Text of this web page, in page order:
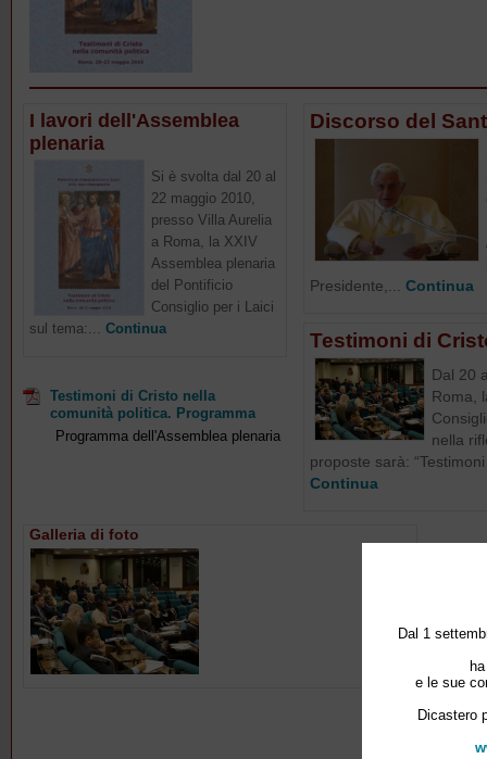
I lavori dell'Assemblea
plenaria
Si è svolta dal 20 al
22 maggio 2010,
presso Villa Aurelia
a Roma, la XXIV
Assemblea plenaria
del Pontificio
Consiglio per i Laici
sul tema:... Continua
Testimoni di Cristo nella
comunità politica. Programma
Programma dell'Assemblea plenaria
Discorso del
Presidente,... Continua
Testimoni di
Dal 20
Roma,
nella
proposte sarà:
Continua
Galleria di foto
Dal 1
e le sue
Dicastero